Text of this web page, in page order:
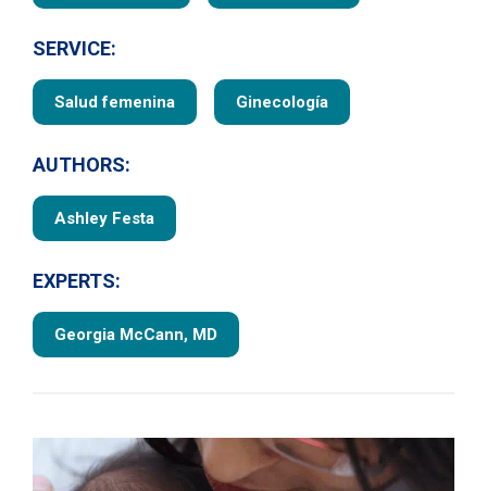
SERVICE:
Salud femenina Ginecología
AUTHORS:
Ashley Festa
EXPERTS:
Georgia McCann, MD